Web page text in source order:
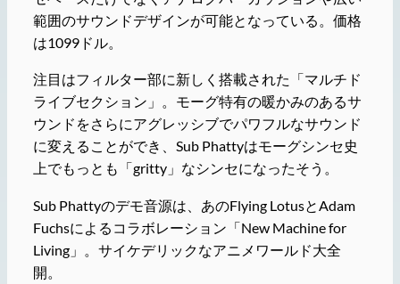
範囲のサウンドデザインが可能となっている。価格
は1099ドル。
注目はフィルター部に新しく搭載された「マルチド
ライブセクション」。モーグ特有の暖かみのあるサ
ウンドをさらにアグレッシブでパワフルなサウンド
に変えることができ、Sub Phattyはモーグシンセ史
上でもっとも「gritty」なシンセになったそう。
Sub Phattyのデモ音源は、あのFlying LotusとAdam
Fuchsによるコラボレーション「New Machine for
Living」。サイケデリックなアニメワールド大全
開。